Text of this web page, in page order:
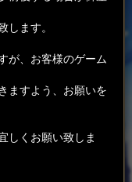
ます。
が、お客様のゲーム
ますよう、お願いを
しくお願い致しま